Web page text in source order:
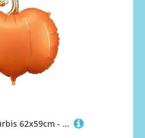
Folienballon Kürbis 62x59cm - Ballon für Helium oder Luft - Luftballon für Geburtstag Erntedankfest Herbstparty - Halloween Folienluftballon - Partydeko Orange Gold